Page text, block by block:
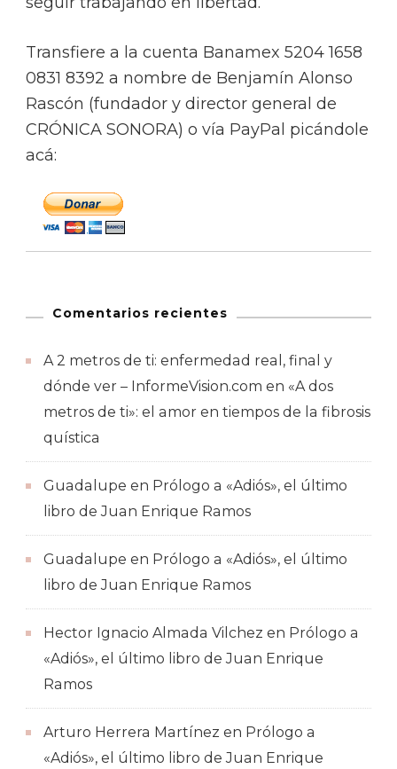
Transfiere a la cuenta Banamex 5204 1658
0831 8392 a nombre de Benjamín Alonso
Rascón (fundador y director general de
CRÓNICA SONORA) o vía PayPal picándole
acá:
Comentarios recientes
A 2 metros de ti: enfermedad real, final y
dónde ver – InformeVision.com en «A dos
metros de ti»: el amor en tiempos de la fibrosis
quística
Guadalupe en Prólogo a «Adiós», el último
libro de Juan Enrique Ramos
Guadalupe en Prólogo a «Adiós», el último
libro de Juan Enrique Ramos
Hector Ignacio Almada Vilchez en Prólogo a
«Adiós», el último libro de Juan Enrique
Ramos
Arturo Herrera Martínez en Prólogo a
«Adiós», el último libro de Juan Enrique